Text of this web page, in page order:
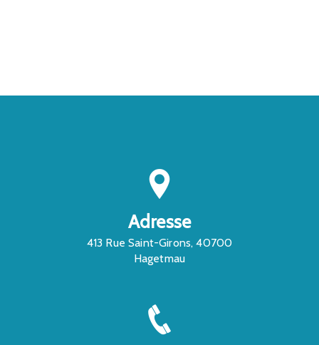
Adresse
413 Rue Saint-Girons, 40700
Hagetmau